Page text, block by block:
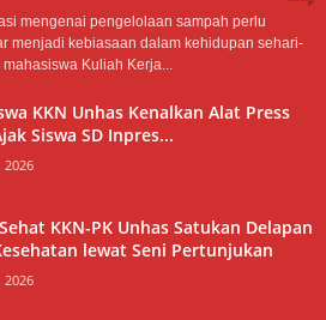
mengenai pengelolaan sampah perlu
menjadi kebiasaan dalam kehidupan sehari-
Kuliah Kerja...
KKN Unhas Kenalkan Alat Press
Siswa SD Inpres...
2026
KKN-PK Unhas Satukan Delapan
lewat Seni Pertunjukan
2026